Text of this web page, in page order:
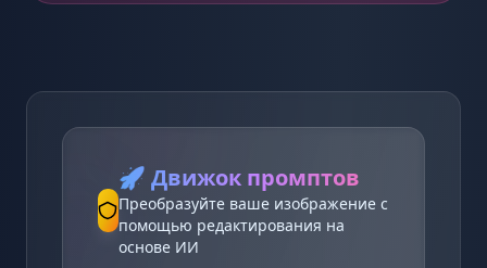
🚀 Движок промптов
Преобразуйте ваше изображение с
помощью редактирования на
основе ИИ